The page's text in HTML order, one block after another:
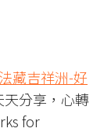
藏吉祥洲-好
分享，心轉
for